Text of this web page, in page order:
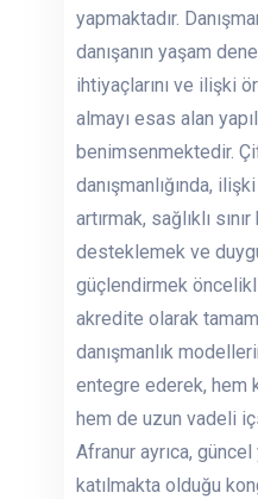
yapmaktadır.
danışanın yaşam
ihtiyaçlarını ve ilişki
almayı esas alan
benimsenmektedir.
danışmanlığında,
artırmak, sağlıklı
desteklemek ve
güçlendirmek
akredite olarak
danışmanlık
entegre ederek, hem
hem de uzun vadeli
Afranur ayrıca,
katılmakta olduğu